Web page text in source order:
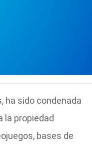
ha sido condenada
la propiedad
bases de